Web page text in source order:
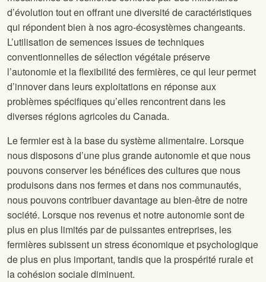
d’évolution tout en offrant une diversité de caractéristiques
qui répondent bien à nos agro-écosystèmes changeants.
L’utilisation de semences issues de techniques
conventionnelles de sélection végétale préserve
l’autonomie et la flexibilité des fermières, ce qui leur permet
d’innover dans leurs exploitations en réponse aux
problèmes spécifiques qu’elles rencontrent dans les
diverses régions agricoles du Canada.
Le fermier est à la base du système alimentaire. Lorsque
nous disposons d’une plus grande autonomie et que nous
pouvons conserver les bénéfices des cultures que nous
produisons dans nos fermes et dans nos communautés,
nous pouvons contribuer davantage au bien-être de notre
société. Lorsque nos revenus et notre autonomie sont de
plus en plus limités par de puissantes entreprises, les
fermières subissent un stress économique et psychologique
de plus en plus important, tandis que la prospérité rurale et
la cohésion sociale diminuent.